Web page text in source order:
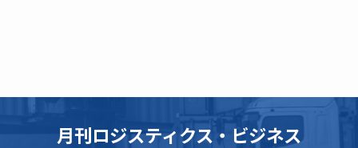
月刊ロジスティクス・ビジネス